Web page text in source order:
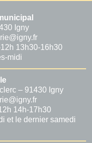
Igny
13h30-16h30
midi
– 91430 Igny
14h-17h30
et le dernier samedi